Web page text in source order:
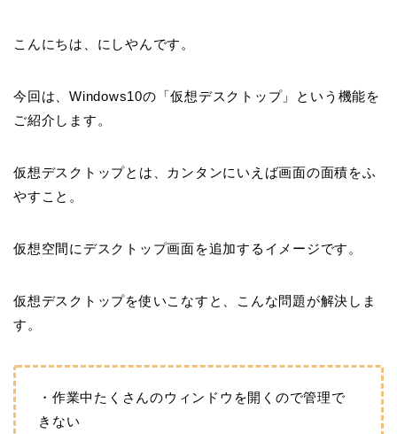
こんにちは、にしやんです。
今回は、Windows10の「仮想デスクトップ」という機能を
ご紹介します。
仮想デスクトップとは、カンタンにいえば画面の面積をふ
やすこと。
仮想空間にデスクトップ画面を追加するイメージです。
仮想デスクトップを使いこなすと、こんな問題が解決しま
す。
・作業中たくさんのウィンドウを開くので管理で
きない